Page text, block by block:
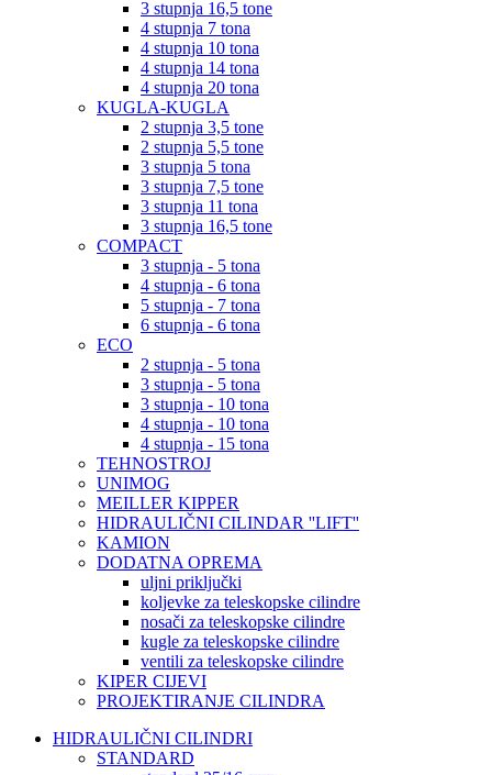
3 stupnja 16,5 tone
4 stupnja 7 tona
4 stupnja 10 tona
4 stupnja 14 tona
4 stupnja 20 tona
KUGLA-KUGLA
2 stupnja 3,5 tone
2 stupnja 5,5 tone
3 stupnja 5 tona
3 stupnja 7,5 tone
3 stupnja 11 tona
3 stupnja 16,5 tone
COMPACT
3 stupnja - 5 tona
4 stupnja - 6 tona
5 stupnja - 7 tona
6 stupnja - 6 tona
ECO
2 stupnja - 5 tona
3 stupnja - 5 tona
3 stupnja - 10 tona
4 stupnja - 10 tona
4 stupnja - 15 tona
TEHNOSTROJ
UNIMOG
MEILLER KIPPER
HIDRAULIČNI CILINDAR ''LIFT''
KAMION
DODATNA OPREMA
uljni priključki
koljevke za teleskopske cilindre
nosači za teleskopske cilindre
kugle za teleskopske cilindre
ventili za teleskopske cilindre
KIPER CIJEVI
PROJEKTIRANJE CILINDRA
HIDRAULIČNI CILINDRI
STANDARD